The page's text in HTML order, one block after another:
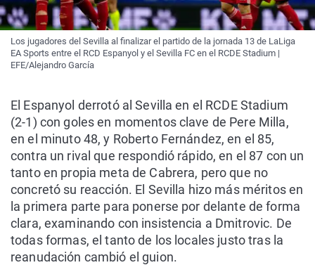
Los jugadores del Sevilla al finalizar el partido de la jornada 13 de LaLiga
EA Sports entre el RCD Espanyol y el Sevilla FC en el RCDE Stadium |
EFE/Alejandro García
El Espanyol derrotó al Sevilla en el RCDE Stadium
(2-1) con goles en momentos clave de Pere Milla,
en el minuto 48, y Roberto Fernández, en el 85,
contra un rival que respondió rápido, en el 87 con un
tanto en propia meta de Cabrera, pero que no
concretó su reacción. El Sevilla hizo más méritos en
la primera parte para ponerse por delante de forma
clara, examinando con insistencia a Dmitrovic. De
todas formas, el tanto de los locales justo tras la
reanudación cambió el guion.